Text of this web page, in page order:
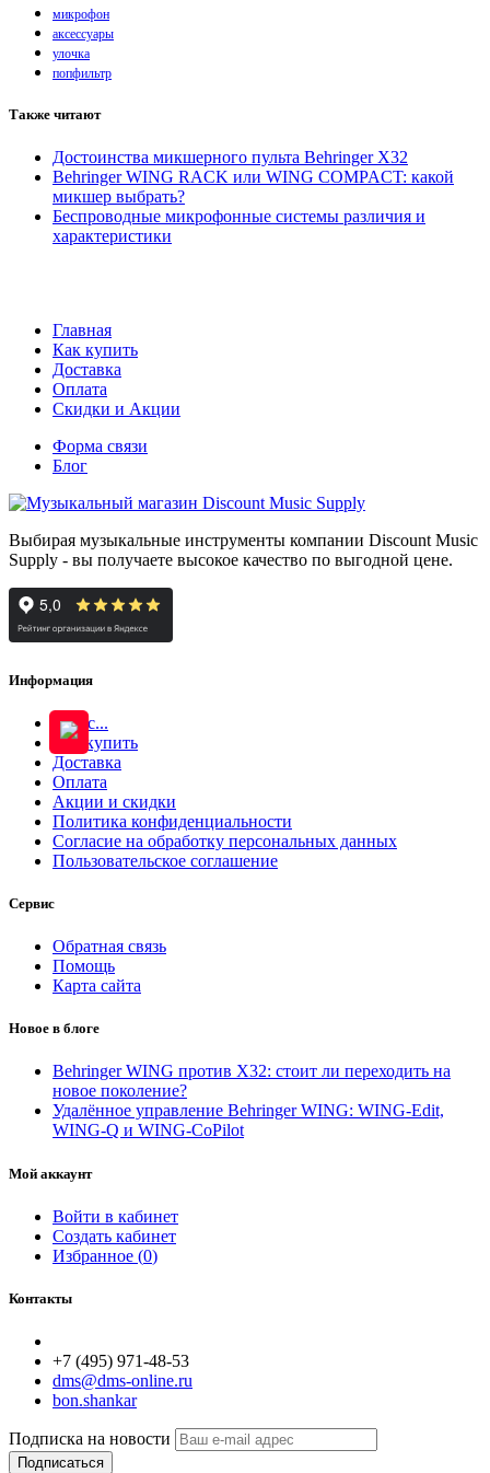
микрофон
аксессуары
улочка
попфильтр
Также читают
Достоинства микшерного пульта Behringer X32
Behringer WING RACK или WING COMPACT: какой
микшер выбрать?
Беспроводные микрофонные системы различия и
характеристики
Главная
Как купить
Доставка
Оплата
Скидки и Акции
Форма связи
Блог
Выбирая музыкальные инструменты компании Discount Music
Supply - вы получаете высокое качество по выгодной цене.
Информация
О нас...
Как купить
Доставка
Оплата
Акции и скидки
Политика конфиденциальности
Согласие на обработку персональных данных
Пользовательское соглашение
Сервис
Обратная связь
Помощь
Карта сайта
Новое в блоге
Behringer WING против X32: стоит ли переходить на
новое поколение?
Удалённое управление Behringer WING: WING-Edit,
WING-Q и WING-CoPilot
Мой аккаунт
Войти в кабинет
Создать кабинет
Избранное (0)
Контакты
+7 (495) 971-48-53
dms@dms-online.ru
bon.shankar
Подписка на новости
Подписаться